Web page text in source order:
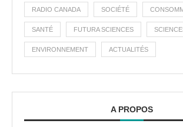
RADIO CANADA SOCIÉTÉ
SANTÉ FUTURA SCIENCES
ENVIRONNEMENT ACTUALITÉS
A PROPOS